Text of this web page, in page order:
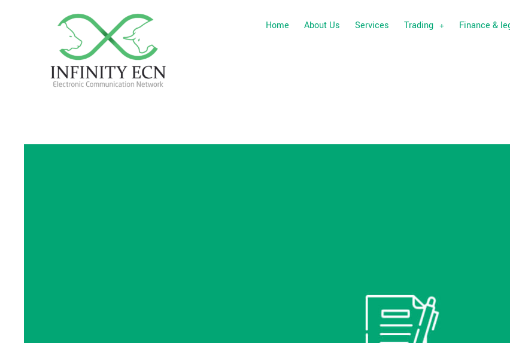
Home About Us Services Trading Finance &